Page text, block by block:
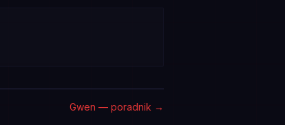
Gwen — poradnik →